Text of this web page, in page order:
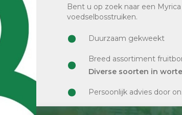
Bent u op zoek naar een
voedselbosstruiken.
Duurzaam gekweekt
Breed assortiment
Diverse soorten in
Persoonlijk advies door